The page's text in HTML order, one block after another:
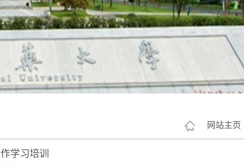
网站主页
学习培训